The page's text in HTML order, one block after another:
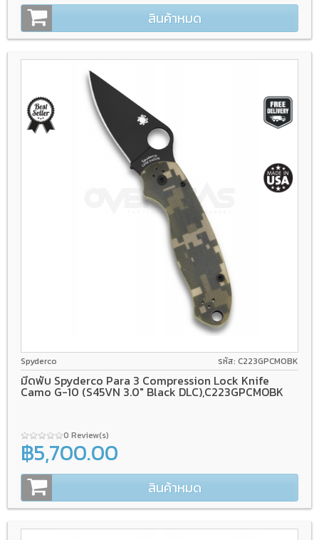
สินค้าหมด
CPM S45VN
Spyderco รหัส: C223GPCMOBK
มีดพับ Spyderco Para 3 Compression Lock Knife
Camo G-10 (S45VN 3.0" Black DLC),C223GPCMOBK
0 Review(s)
฿5,700.00
สินค้าหมด